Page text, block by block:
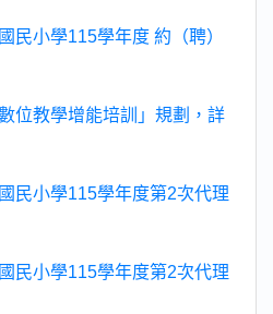
民小學115學年度 約（聘）
位教學增能培訓」規劃，詳
民小學115學年度第2次代理
民小學115學年度第2次代理